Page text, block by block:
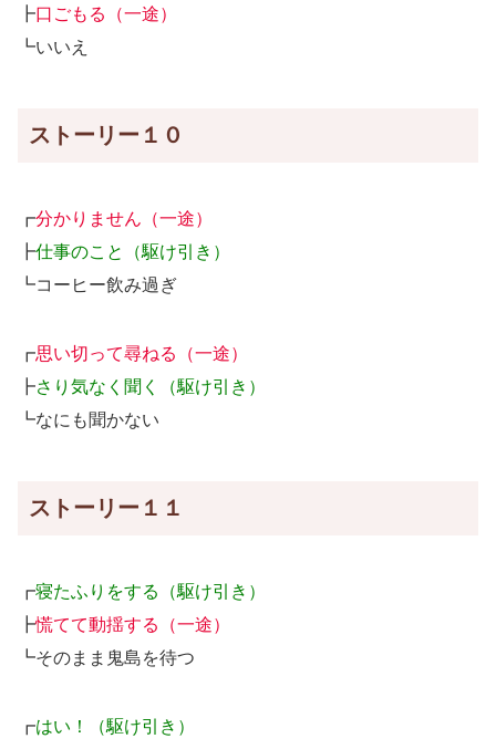
┣口ごもる（一途）
┗いいえ
ストーリー１０
┏分かりません（一途）
┣仕事のこと（駆け引き）
┗コーヒー飲み過ぎ
┏思い切って尋ねる（一途）
┣さり気なく聞く（駆け引き）
┗なにも聞かない
ストーリー１１
┏寝たふりをする（駆け引き）
┣慌てて動揺する（一途）
┗そのまま鬼島を待つ
┏はい！（駆け引き）